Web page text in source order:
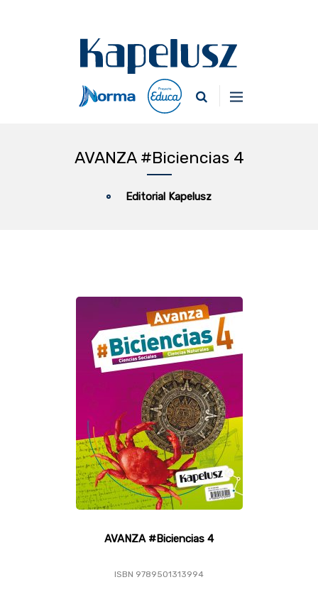
AVANZA #Biciencias 4
Editorial Kapelusz
AVANZA #Biciencias 4
ISBN 9789501313994